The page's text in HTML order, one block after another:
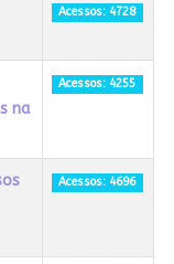
Acessos: 4728
na
Acessos: 4255
Acessos: 4696